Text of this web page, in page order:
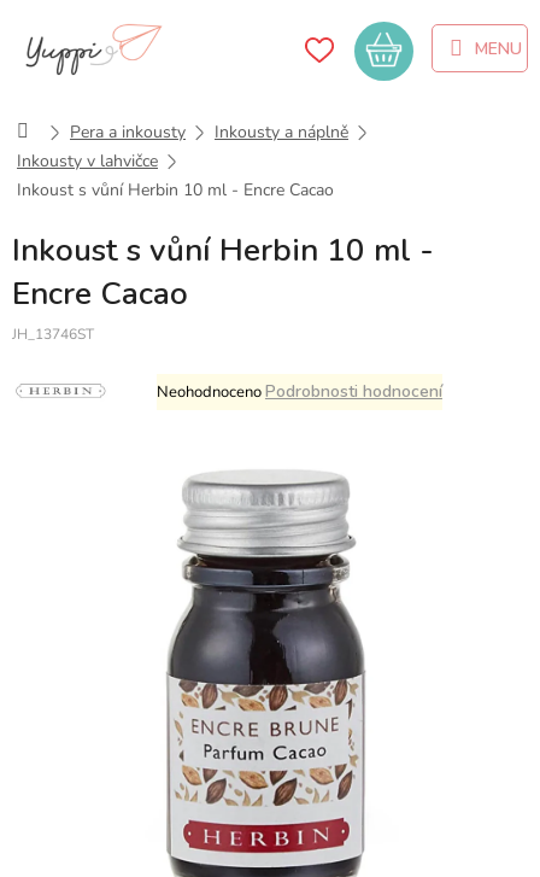
obsah
Nákupní
košík
DomůPera a inkousty
Inkousty a náplně
Inkousty v lahvičce
Inkoust s vůní Herbin 10 ml - Encre Cacao
Inkoust s vůní Herbin 10 ml -
Encre Cacao
JH_13746ST
Průměrné
hodnocení
hvězdiček.
NeohodnocenoPodrobnosti hodnocení